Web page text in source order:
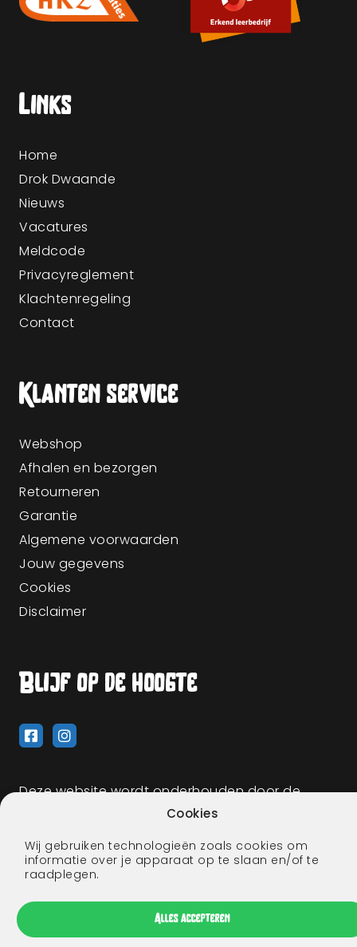
Cookies
Wij gebruiken technologieën zoals cookies om
informatie over je apparaat op te slaan en/of te
raadplegen.
Alles accepteren
Links
Home
Drok Dwaande
Nieuws
Vacatures
Meldcode
Privacyreglement
Klachtenregeling
Contact
Klanten service
Webshop
Afhalen en bezorgen
Retourneren
Garantie
Algemene voorwaarden
Jouw gegevens
Cookies
Disclaimer
Blijf op de hoogte
Deze website wordt onderhouden door de
makers van Drok Dwaande!